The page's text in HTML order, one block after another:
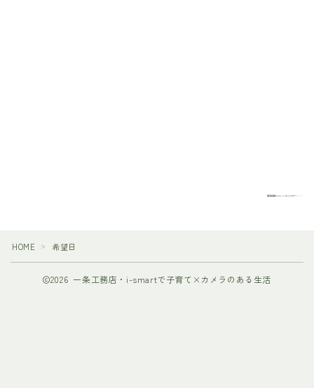
HOME ＞ 希望日
2026 一条工務店・i-smartで子育て×カメラのある生活